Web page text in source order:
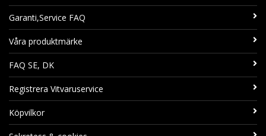
Garanti,Service FAQ
Våra produktmärke
FAQ SE, DK
Registrera Vitvaruservice
Köpvilkor